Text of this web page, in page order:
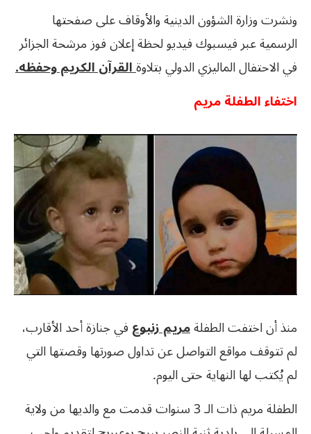
ونشرت وزارة الشؤون الدينية والأوقاف على صفحتها
الرسمية عبر فيسبوك فيديو لحظة إعلان فوز مرشحة الجزائر
في الاحتفال الماليزي الدولي بتلاوةالقرآن الكريم وحفظه.
اختفاء الطفلة مريم
منذ أن اختفت الطفلةمريم زنبوعفي جنازة أحد الأقارب،
لم تتوقف مواقع التواصل عن تداول صورتها وقصتها التي
لم يُكتب لها النهاية حتى اليوم.
الطفلة مريم ذات الـ 3 سنوات قدمت مع والديها من ولاية